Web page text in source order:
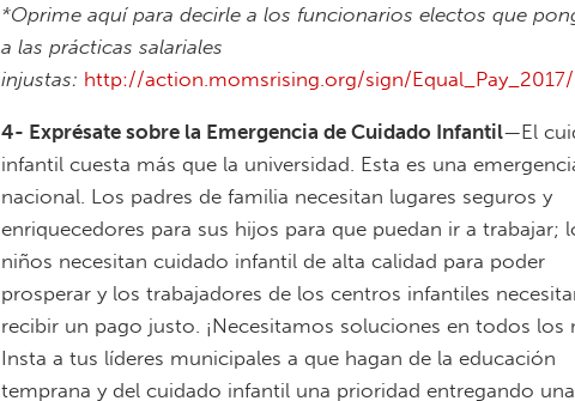
*Oprime aquí para decirle a los funcionarios electos que
a las prácticas salariales
injustas: http://action.momsrising.org/sign/Equal_Pay_2017/
4- Exprésate sobre la Emergencia de Cuidado Infantil—El
infantil cuesta más que la universidad. Esta es una
nacional. Los padres de familia necesitan lugares seguros y
enriquecedores para sus hijos para que puedan ir a trabajar;
niños necesitan cuidado infantil de alta calidad para poder
prosperar y los trabajadores de los centros infantiles
recibir un pago justo. ¡Necesitamos soluciones en todos los
Insta a tus líderes municipales a que hagan de la educación
temprana y del cuidado infantil una prioridad entregando